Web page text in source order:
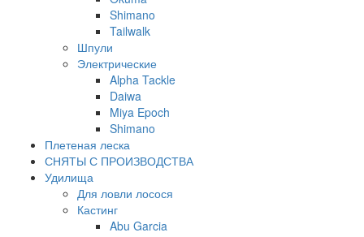
Shimano
Tailwalk
Шпули
Электрические
Alpha Tackle
Daiwa
Miya Epoch
Shimano
Плетеная леска
СНЯТЫ С ПРОИЗВОДСТВА
Удилища
Для ловли лосося
Кастинг
Abu Garcia